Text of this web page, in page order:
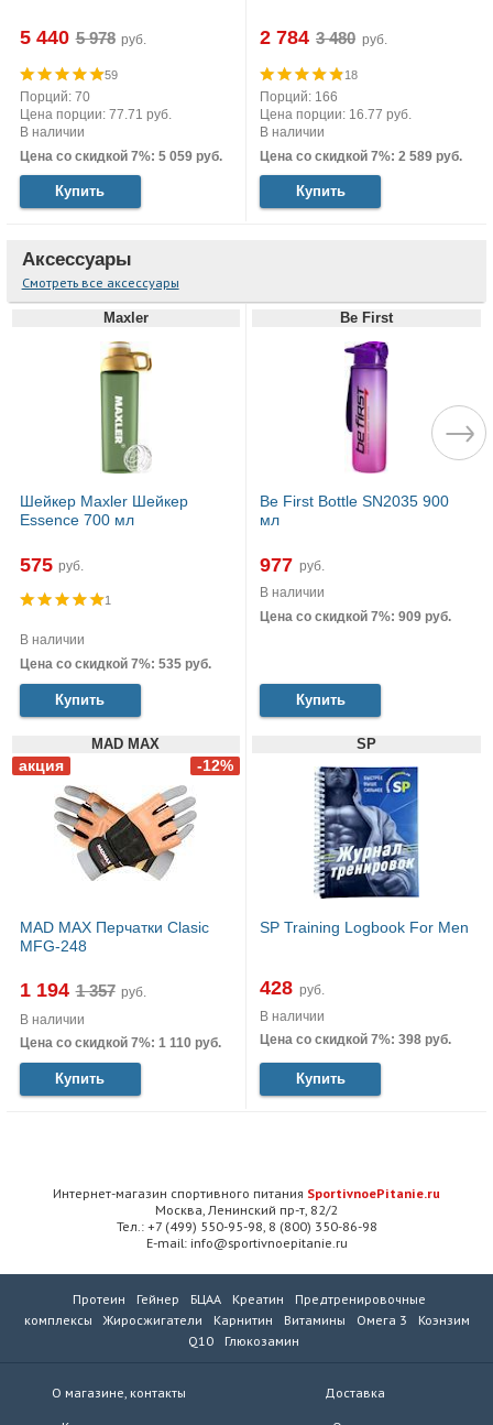
5 440 руб.
59
Порций: 70
Цена порции: 77.71 руб.
В наличии
Цена со скидкой 7%: 5 059 руб.
Купить
2 784 руб.
18
Порций: 166
Цена порции: 16.77 руб.
В наличии
Цена со скидкой 7%: 2 589 руб.
Купить
Аксессуары
Смотреть все аксессуары
Maxler
Шейкер Maxler Шейкер
Essence 700 мл
575 руб.
1
В наличии
Цена со скидкой 7%: 535 руб.
Купить
Be First
Be First Bottle SN2035 900
мл
977 руб.
В наличии
Цена со скидкой 7%: 909 руб.
Купить
MAD MAX
MAD MAX Перчатки Clasic
MFG-248
1 194
руб.
В наличии
Цена со скидкой 7%: 1 110 руб.
Купить
SP
SP Training Logbook For Men
428 руб.
В наличии
Цена со скидкой 7%: 398 руб.
Купить
Интернет-магазин спортивного питания SportivnoePitanie.ru
Москва, Ленинский пр-т, 82/2
Тел.: +7 (499) 550-95-98, 8 (800) 350-86-98
E-mail: info@sportivnoepitanie.ru
Протеин Гейнер БЦАА Креатин
Предтренировочные
комплексы
Жиросжигатели Карнитин Витамины Омега 3
Коэнзим
Q10
Глюкозамин
О магазине, контакты Доставка